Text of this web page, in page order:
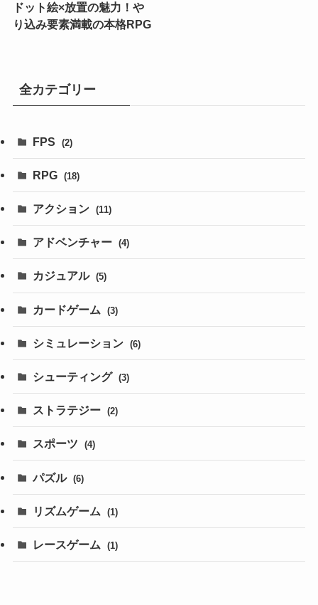
ドット絵×放置の魅力！や
り込み要素満載の本格RPG
全カテゴリー
FPS (2)
RPG (18)
アクション (11)
アドベンチャー (4)
カジュアル (5)
カードゲーム (3)
シミュレーション (6)
シューティング (3)
ストラテジー (2)
スポーツ (4)
パズル (6)
リズムゲーム (1)
レースゲーム (1)